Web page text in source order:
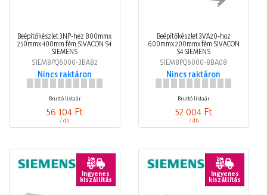
Beépítőkészlet 3NP-hez 800mmx
250mmx 400mm fém SIVACON S4
SIEMENS
SIEM8PQ6000-3BA82
Nincs raktáron
Bruttó listaár
56 104 Ft
/ db
Beépítőkészlet 3VA20-hoz
600mmx 200mmx fém SIVACON
S4 SIEMENS
SIEM8PQ6000-8BA08
Nincs raktáron
Bruttó listaár
52 004 Ft
/ db
Ingyenes
kiszállítás
Ingyenes
kiszállítás